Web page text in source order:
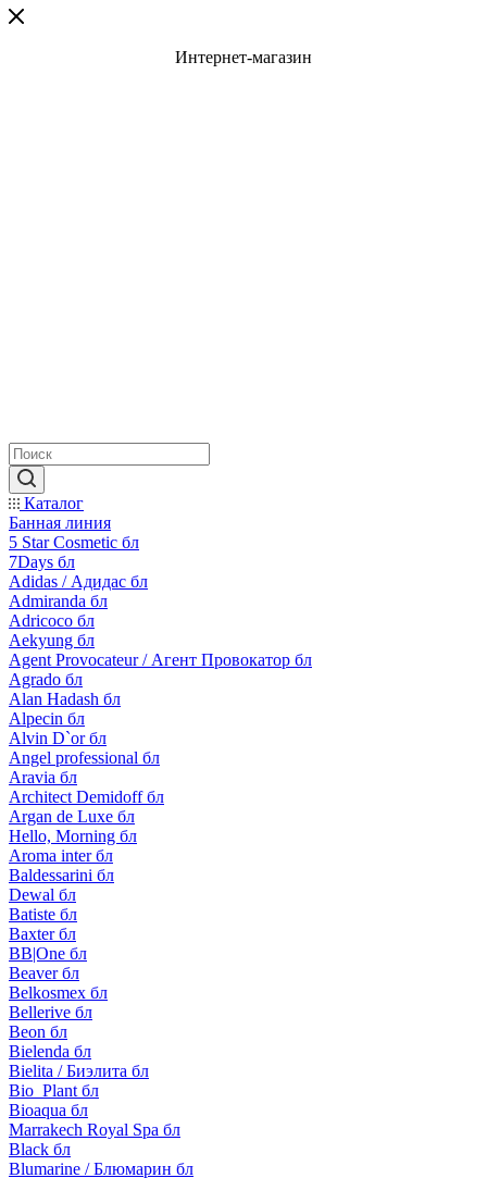
Интернет-магазин
Каталог
Банная линия
5 Star Cosmetic бл
7Days бл
Adidas / Адидас бл
Admiranda бл
Adricoco бл
Aekyung бл
Agent Provocateur / Агент Провокатор бл
Agrado бл
Alan Hadash бл
Alpecin бл
Alvin D`or бл
Angel professional бл
Aravia бл
Architect Demidoff бл
Argan de Luxe бл
Hello, Morning бл
Aroma inter бл
Baldessarini бл
Dewal бл
Batiste бл
Baxter бл
BB|One бл
Beaver бл
Belkosmex бл
Bellerive бл
Beon бл
Bielenda бл
Bielita / Биэлита бл
Bio_Plant бл
Bioaqua бл
Marrakech Royal Spa бл
Black бл
Blumarine / Блюмарин бл